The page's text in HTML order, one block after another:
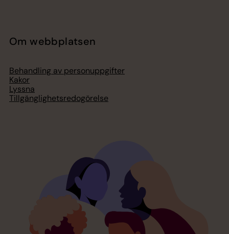
Om webbplatsen
Behandling av personuppgifter
Kakor
Lyssna
Tillgänglighetsredogörelse